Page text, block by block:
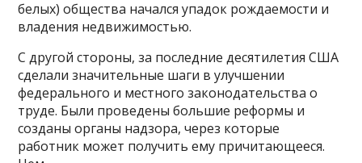
белых) общества начался упадок рождаемости и
владения недвижимостью.
С другой стороны, за последние десятилетия США
сделали значительные шаги в улучшении
федерального и местного законодательства о
труде. Были проведены большие реформы и
созданы органы надзора, через которые
работник может получить ему причитающееся.